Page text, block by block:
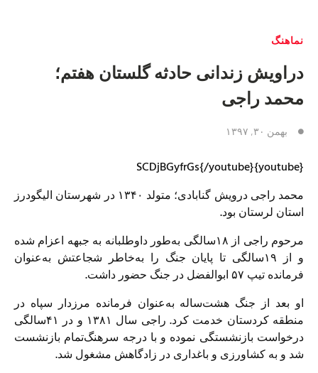
نماهنگ
دراویش زندانی حادثه گلستان هفتم؛
محمد راجی
بهمن ۳۰, ۱۳۹۷
{youtube}SCDjBGyfrGs{/youtube}
محمد راجى درویش گنابادی؛ متولد ١۳۴۰ در شهرستان اليگودرز
استان لرستان بود.
مرحوم راجی از ١٨سالگى به‌طور داوطلبانه به جبهه اعزام شده
و از ۱۹سالگی تا پایان جنگ را به‌خاطر شجاعتش به‌عنوان
فرمانده تيپ ۵۷ ابوالفضل در جنگ حضور داشت.
او بعد از جنگ هشت‌ساله به‌عنوان فرمانده مرزدار سپاه در
منطقه‌ كردستان خدمت کرد. راجی سال ۱۳۸۱ و در ۴۱سالگی
درخواست بازنشستگی نموده و با درجه سرهنگ‌‌تمام بازنشست
شد و به كشاورزی و باغداری در زادگاهش مشغول شد.